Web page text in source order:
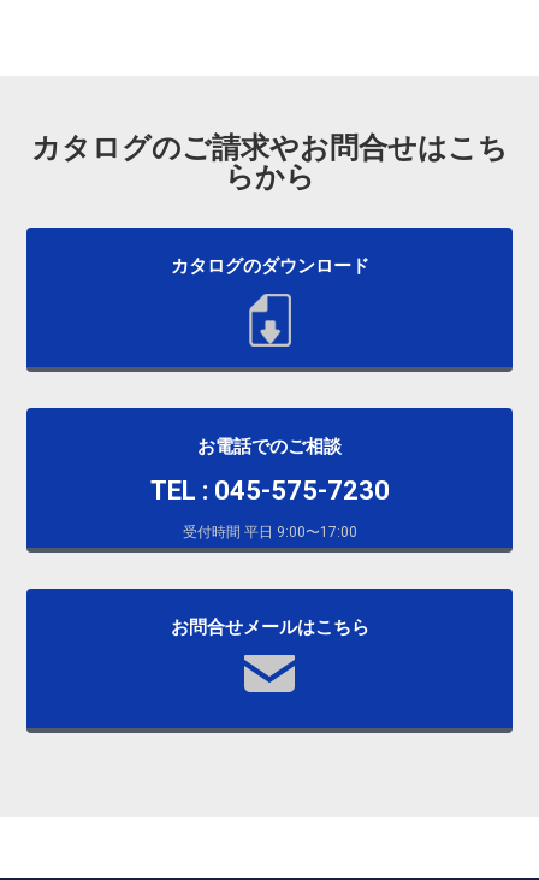
カタログのご請求やお問合せはこち
らから
カタログのダウンロード
お電話でのご相談
TEL : 045-575-7230
受付時間 平日 9:00〜17:00
お問合せメールはこちら